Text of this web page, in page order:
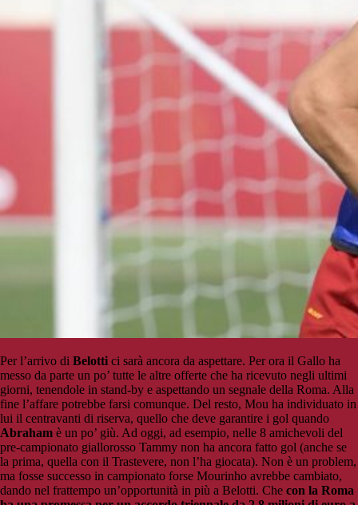
Per l’arrivo di Belotti ci sarà ancora da aspettare. Per ora il Gallo ha
messo da parte un po’ tutte le altre offerte che ha ricevuto negli ultimi
giorni, tenendole in stand-by e aspettando un segnale della Roma. Alla
fine l’affare potrebbe farsi comunque. Del resto, Mou ha individuato in
lui il centravanti di riserva, quello che deve garantire i gol quando
Abraham è un po’ giù. Ad oggi, ad esempio, nelle 8 amichevoli del
pre-campionato giallorosso Tammy non ha ancora fatto gol (anche se
la prima, quella con il Trastevere, non l’ha giocata). Non è un problem,
ma fosse successo in campionato forse Mourinho avrebbe cambiato,
dando nel frattempo un’opportunità in più a Belotti. Che con la Roma